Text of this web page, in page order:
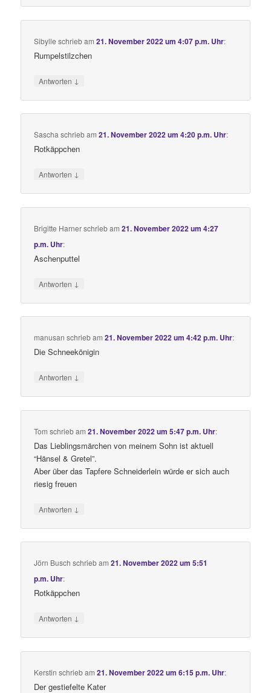
Sibylle schriebam21. November 2022 um 4:07 p.m. Uhr:
Rumpelstilzchen
Antworten ↓
Sascha schriebam21. November 2022 um 4:20 p.m. Uhr:
Rotkäppchen
Antworten ↓
Brigitte Harnerschriebam21. November 2022 um 4:27
p.m. Uhr:
Aschenputtel
Antworten ↓
manusan schriebam21. November 2022 um 4:42 p.m. Uhr:
Die Schneekönigin
Antworten ↓
Tom schriebam21. November 2022 um 5:47 p.m. Uhr:
Das Lieblingsmärchen von meinem Sohn ist aktuell
“Hänsel & Gretel”.
Aber über das Tapfere Schneiderlein würde er sich auch
riesig freuen
Antworten ↓
Jörn Busch schriebam21. November 2022 um 5:51
p.m. Uhr:
Rotkäppchen
Antworten ↓
Kerstin schriebam21. November 2022 um 6:15 p.m. Uhr:
Der gestiefelte Kater